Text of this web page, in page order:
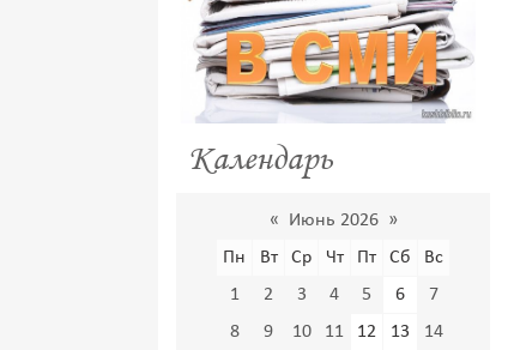
Календарь
« Июнь 2026 »
Пн
Вт Ср Чт Пт Сб
Вс
1
2 3 4 5 6
7
8
9 10 11 12 13
14